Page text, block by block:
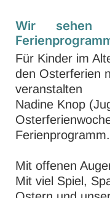
Wir
Für Kinder im
den Osterferien
veranstalten
Nadine Knop
Ferienprogramm.
Mit offenen
Mit viel Spiel,